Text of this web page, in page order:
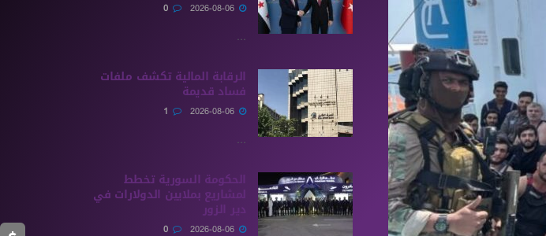
...
الرقابة المالية تكشف ملفات
فساد قديمة
...
الحكومة السورية تخطط
لمشاريع بملايين الدولارات في
دير الزور